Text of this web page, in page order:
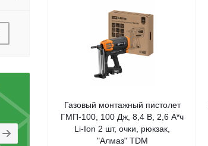
Газовый монтажный пистолет
ГМП-100, 100 Дж, 8,4 В, 2,6 А*ч
Li-Ion 2 шт, очки, рюкзак,
"Алмаз" TDM